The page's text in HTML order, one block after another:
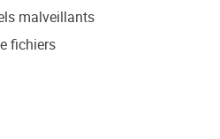
malveillants
fichiers